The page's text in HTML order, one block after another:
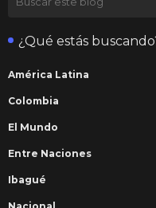
¿Qué estás
América Latina
Colombia
El Mundo
Entre Naciones
Ibagué